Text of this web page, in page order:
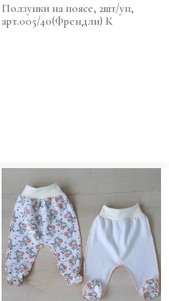
Ползунки на поясе, 2шт/уп,
арт.005/40(Френдли) К